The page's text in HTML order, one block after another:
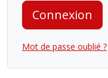
Connexion
Mot de passe oublié ?